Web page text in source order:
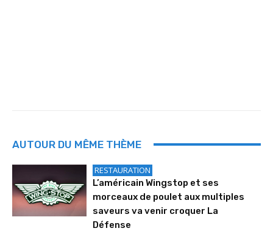
AUTOUR DU MÊME THÈME
RESTAURATION
L’américain Wingstop et ses
morceaux de poulet aux multiples
saveurs va venir croquer La
Défense